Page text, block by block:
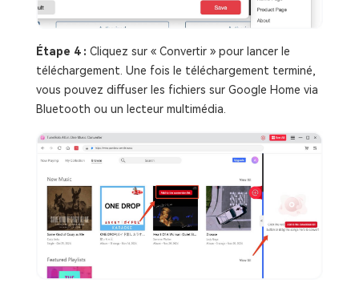
Étape 4 : Cliquez sur « Convertir » pour lancer le
téléchargement. Une fois le téléchargement terminé,
vous pouvez diffuser les fichiers sur Google Home via
Bluetooth ou un lecteur multimédia.